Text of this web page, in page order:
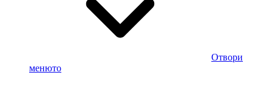
Отвори
менюто